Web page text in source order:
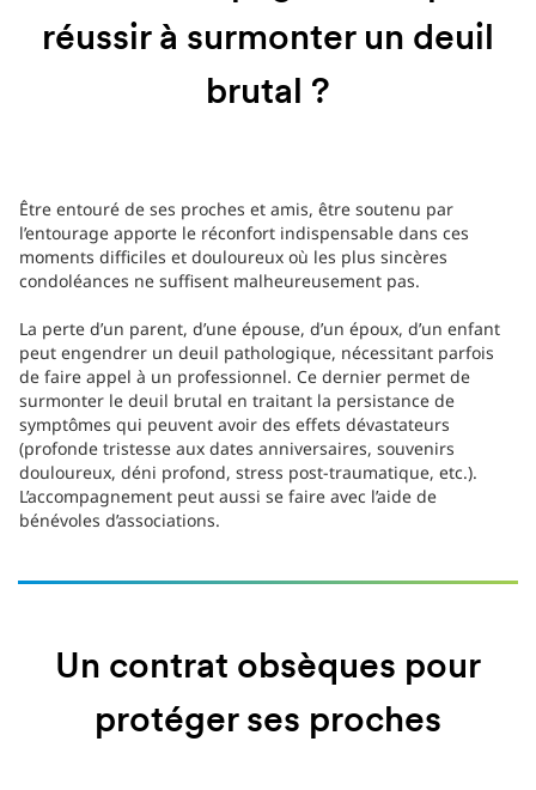
réussir à surmonter un deuil
brutal ?
Être entouré de ses proches et amis, être soutenu par
l’entourage apporte le réconfort indispensable dans ces
moments difficiles et douloureux où les plus sincères
condoléances ne suffisent malheureusement pas.
La perte d’un parent, d’une épouse, d’un époux, d’un enfant
peut engendrer un deuil pathologique, nécessitant parfois
de faire appel à un professionnel. Ce dernier permet de
surmonter le deuil brutal en traitant la persistance de
symptômes qui peuvent avoir des effets dévastateurs
(profonde tristesse aux dates anniversaires, souvenirs
douloureux, déni profond, stress post-traumatique, etc.).
L’accompagnement peut aussi se faire avec l’aide de
bénévoles d’associations.
Un contrat obsèques pour
protéger ses proches